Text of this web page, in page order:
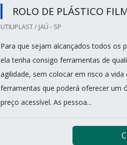
ROLO DE PLÁSTICO
UTILIPLAST / JAÚ - SP
Para que sejam alcançados todos os
ela tenha consigo ferramentas de
agilidade, sem colocar em risco a
ferramentas que poderá oferecer um
preço acessível. As pessoa...